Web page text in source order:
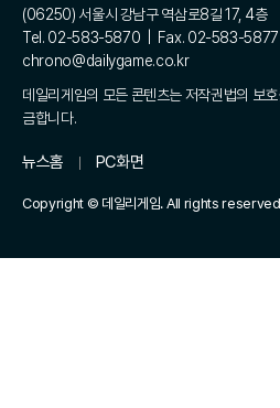
(06250) 서울시 강남구 역삼로8길 17, 4층
Tel. 02-583-5870 | Fax. 02-583-5877
chrono@dailygame.co.kr
데일리게임의 모든 콘텐츠는 저작권법의 보
금합니다.
뉴스홈 PC화면
Copyright © 데일리게임. All rights